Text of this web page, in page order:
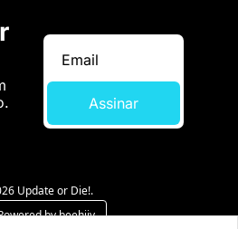
Assinar
Update or Die!.
by beehiiv